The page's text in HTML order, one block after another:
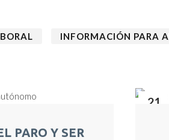
INFORMACIÓN PARA
PARO Y SER
21